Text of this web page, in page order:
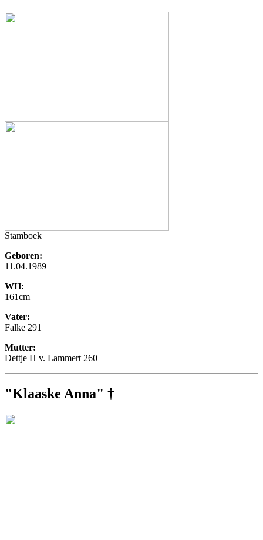
Stamboek
Geboren:
11.04.1989
WH:
161cm
Vater:
Falke 291
Mutter:
Dettje H v. Lammert 260
"Klaaske Anna" †